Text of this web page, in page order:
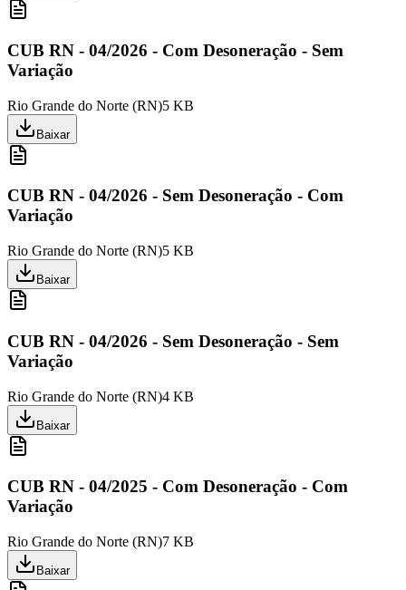
CUB RN - 04/2026 - Com Desoneração - Sem
Variação
Rio Grande do Norte (RN)5 KB
Baixar
CUB RN - 04/2026 - Sem Desoneração - Com
Variação
Rio Grande do Norte (RN)5 KB
Baixar
CUB RN - 04/2026 - Sem Desoneração - Sem
Variação
Rio Grande do Norte (RN)4 KB
Baixar
CUB RN - 04/2025 - Com Desoneração - Com
Variação
Rio Grande do Norte (RN)7 KB
Baixar